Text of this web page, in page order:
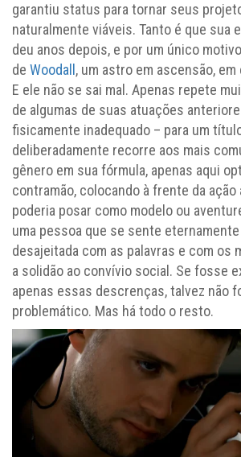
garantiu status para tornar seus
naturalmente viáveis. Tanto é que sua
deu anos depois, e por um único
de Woodall , um astro em ascensão,
E ele não se sai mal. Apenas repete
de algumas de suas atuações
fisicamente inadequado – para um
deliberadamente recorre aos mais
gênero em sua fórmula, apenas aqui
contramão, colocando à frente da ação
poderia posar como modelo ou
uma pessoa que se sente
desajeitada com as palavras e com os
a solidão ao convívio social. Se fosse
apenas essas descrenças, talvez não
problemático. Mas há todo o resto.